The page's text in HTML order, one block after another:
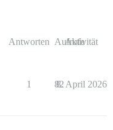
Antworten Aufrufe
Aktivität
1 82
8. April 2026